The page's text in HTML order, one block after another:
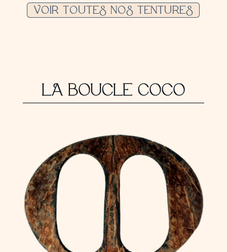
VOIR TOUTES NOS TENTURES
LA BOUCLE COCO